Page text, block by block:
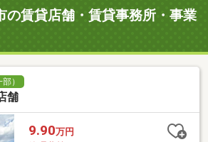
の賃貸店舗・賃貸事務所・事業
）
舗
9.90万円